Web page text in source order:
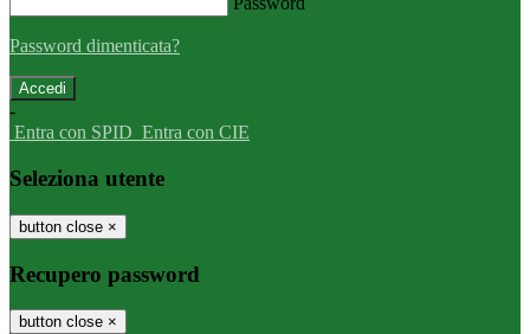
Password dimenticata?
-
Entra con SPID Entra con CIE
Seleziona utente
button close ×
Recupero password
button close ×